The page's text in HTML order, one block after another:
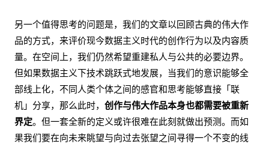
另一个值得思考的问题是，我们的文章以回顾古典的伟大作
品的方式，来评价现今数据主义时代的创作行为以及内容质
量。在空间上，我们仍然希望重建私人与公共的必要边界。
但如果数据主义下技术跳跃式地发展，当我们的意识能够全
部线上化，不同人类个体之间的感官和思考能够直接「联
机」分享，那么此时， 创作与伟大作品本身也都需要被重新
界定。但一套全新的定义或许很难在此刻就做出预测。而如
果我们要在向未来眺望与向过去张望之间寻得一个不变的线